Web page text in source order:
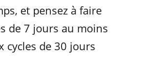
et pensez à faire
de 7 jours au moins
cycles de 30 jours